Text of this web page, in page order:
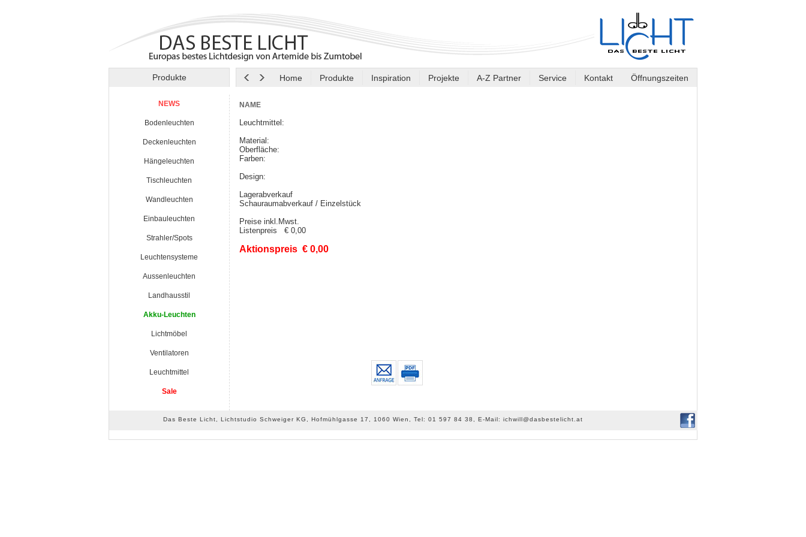
Produkte Home Produkte Inspiration Projekte A-Z Partner Service Kontakt Öffnungszeiten
NEWS
Bodenleuchten
Deckenleuchten
Hängeleuchten
Tischleuchten
Wandleuchten
Einbauleuchten
Strahler/Spots
Leuchtensysteme
Aussenleuchten
Landhausstil
Akku-Leuchten
Lichtmöbel
Ventilatoren
Leuchtmittel
Sale
NAME
Leuchtmittel:
Material:
Oberfläche:
Farben:
Design:
Lagerabverkauf
Schauraumabverkauf / Einzelstück
Preise inkl.Mwst.
Listenpreis € 0,00
Aktionspreis € 0,00
Das Beste Licht, Lichtstudio Schweiger KG, Hofmühlgasse 17, 1060 Wien, Tel: 01 597 84 38, E-Mail: ichwill@dasbestelicht.at